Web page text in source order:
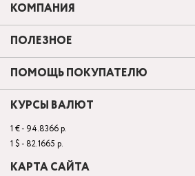
КОМПАНИЯ
ПОЛЕЗНОЕ
ПОМОЩЬ ПОКУПАТЕЛЮ
КУРСЫ ВАЛЮТ
1 € - 94.8366 р.
1 $ - 82.1665 р.
КАРТА САЙТА